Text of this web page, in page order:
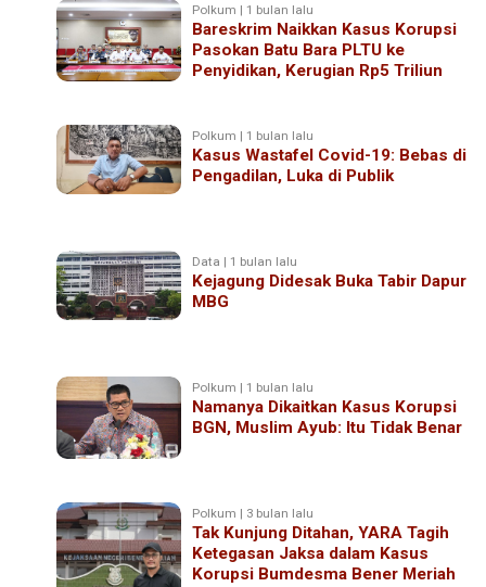
Polkum | 1 bulan lalu
Bareskrim Naikkan Kasus Korupsi
Pasokan Batu Bara PLTU ke
Penyidikan, Kerugian Rp5 Triliun
Polkum | 1 bulan lalu
Kasus Wastafel Covid-19: Bebas di
Pengadilan, Luka di Publik
Data | 1 bulan lalu
Kejagung Didesak Buka Tabir Dapur
MBG
Polkum | 1 bulan lalu
Namanya Dikaitkan Kasus Korupsi
BGN, Muslim Ayub: Itu Tidak Benar
Polkum | 3 bulan lalu
Tak Kunjung Ditahan, YARA Tagih
Ketegasan Jaksa dalam Kasus
Korupsi Bumdesma Bener Meriah